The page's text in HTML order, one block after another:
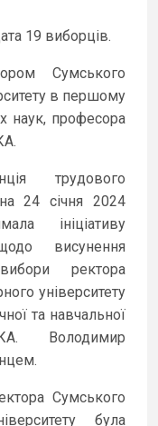
19 виборців.
Сумського
в першому
наук, професора
трудового
24 січня 2024
ініціативу
висунення
ректора
університету
та навчальної
Володимир
Сумського
була